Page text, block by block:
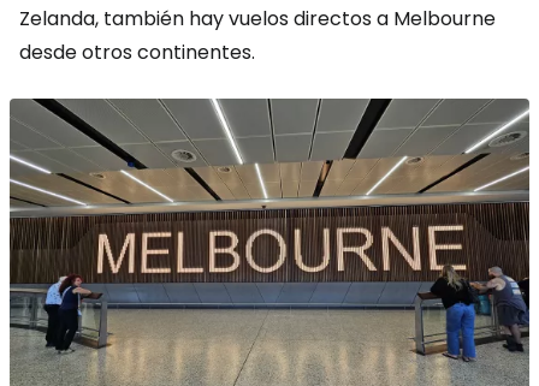
Zelanda, también hay vuelos directos a Melbourne
desde otros continentes.